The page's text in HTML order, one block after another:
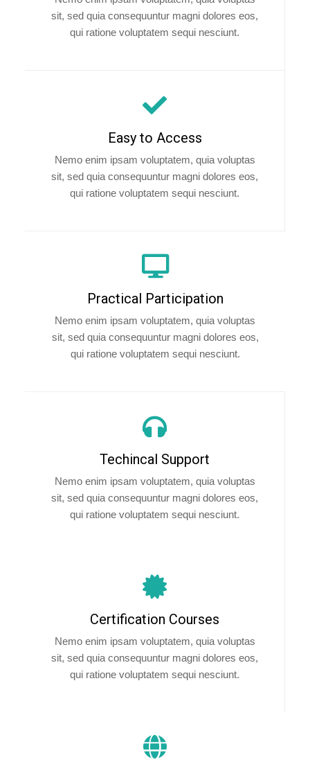
sit, sed quia consequuntur magni dolores eos,
qui ratione voluptatem sequi nesciunt.
Easy to Access
Nemo enim ipsam voluptatem, quia voluptas
sit, sed quia consequuntur magni dolores eos,
qui ratione voluptatem sequi nesciunt.
Practical Participation
Nemo enim ipsam voluptatem, quia voluptas
sit, sed quia consequuntur magni dolores eos,
qui ratione voluptatem sequi nesciunt.
Techincal Support
Nemo enim ipsam voluptatem, quia voluptas
sit, sed quia consequuntur magni dolores eos,
qui ratione voluptatem sequi nesciunt.
Certification Courses
Nemo enim ipsam voluptatem, quia voluptas
sit, sed quia consequuntur magni dolores eos,
qui ratione voluptatem sequi nesciunt.